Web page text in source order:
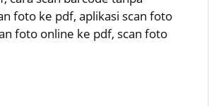
foto ke pdf, aplikasi scan foto
foto online ke pdf, scan foto